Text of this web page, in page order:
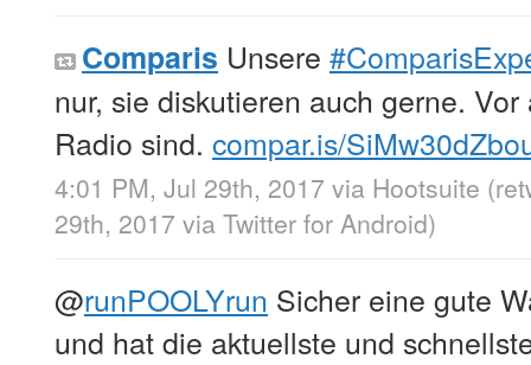
Comparis Unsere
nur, sie diskutieren auch gerne.
Radio sind. compar.is/
4:01 PM, Jul 29th, 2017 via Hootsuite
29th, 2017 via Twitter for Android)
@runPOOLYrun Sicher eine gute
und hat die aktuellste und